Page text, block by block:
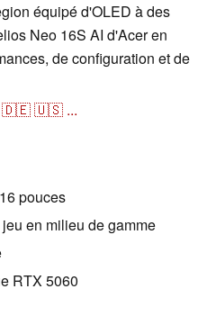
équipé d'OLED à des
Neo 16S AI d'Acer en
de configuration et de
🇩🇪🇺🇸 ...
pouces
en milieu de gamme
RTX 5060